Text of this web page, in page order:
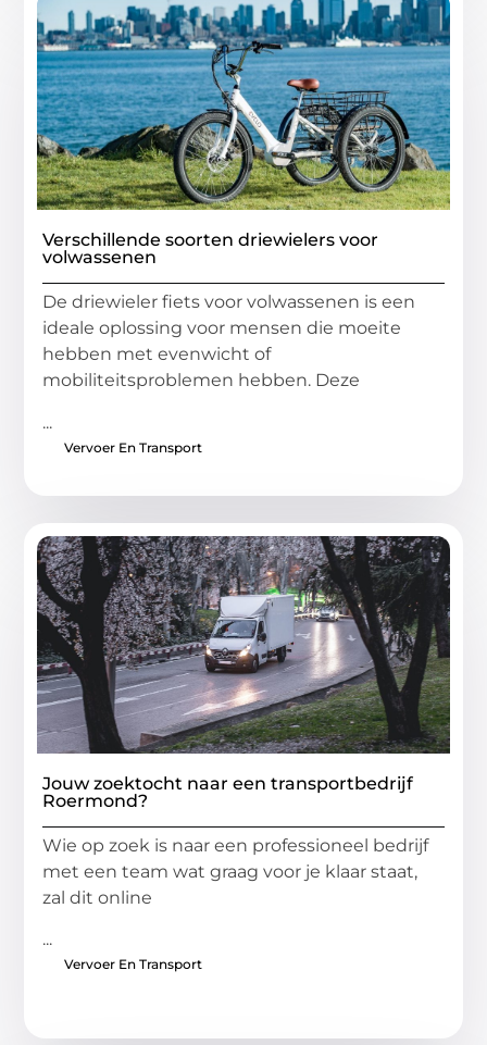
Verschillende soorten driewielers voor
volwassenen
De driewieler fiets voor volwassenen is een
ideale oplossing voor mensen die moeite
hebben met evenwicht of
mobiliteitsproblemen hebben. Deze
...
Vervoer En Transport
Jouw zoektocht naar een transportbedrijf
Roermond?
Wie op zoek is naar een professioneel bedrijf
met een team wat graag voor je klaar staat,
zal dit online
...
Vervoer En Transport